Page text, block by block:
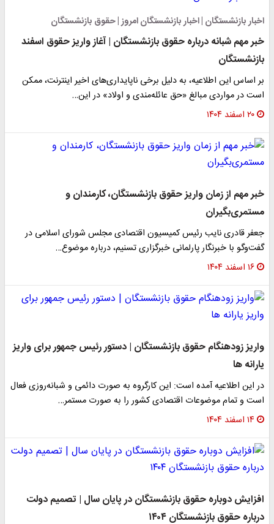
اخبار بازنشستگان | اخبار بازنشستگان امروز | حقوق بازنشستگان
خبر مهم شبانه درباره حقوق بازنشستگان | آغاز واریز حقوق اسفند
بازنشستگان
بر اساس این اطلاعیه، به دلیل برخی ناپایداری‌های اخیر اینترنت، ممکن
است در مواردی مبالغ «حق عائله‌مندی و اولاد» در این…
۲۰ اسفند ۱۴۰۴
خبر مهم از زمان واریز حقوق بازنشستگان، کارمندان و
مستمری‌بگیران
جعفر قادری نایب رئیس کمیسیون اقتصادی مجلس شورای اسلامی در
گفت‌وگو با خبرنگار پارلمانی خبرگزاری تسنیم، درباره موضوع…
۱۶ اسفند ۱۴۰۴
واریز زودهنگام حقوق بازنشستگان | دستور رئیس جمهور برای واریز
یارانه ها
در این اطلاعیه آمده است: این کارگروه به صورت دائمی و شبانه‌روزی فعال
است و تمام موضوعات اقتصادی کشور را به صورت مستمر…
۱۴ اسفند ۱۴۰۴
افزایش دوباره حقوق بازنشستگان در پایان سال | تصمیم دولت
درباره حقوق بازنشستگان ۱۴۰۴